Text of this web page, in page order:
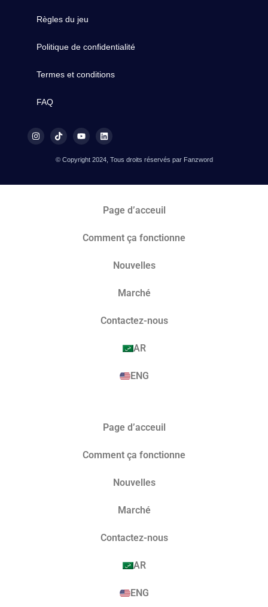
Règles du jeu
Politique de confidentialité
Termes et conditions
FAQ
© Copyright 2024, Tous droits réservés par Fanzword
Page d’acceuil
Comment ça fonctionne
Nouvelles
Marché​
Contactez-nous
AR
ENG
Page d’acceuil
Comment ça fonctionne
Nouvelles
Marché​
Contactez-nous
AR
ENG